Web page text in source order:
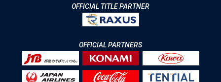
OFFICIAL TITLE PARTNER
OFFICIAL PARTNERS